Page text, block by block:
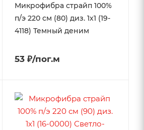
Микрофибра страйп 100%
п/э 220 см (80) диз. 1х1 (19-
4118) Темный деним
53 ₽/пог.м